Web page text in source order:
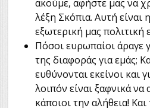
ακούμε, αφήστε μας να
λέξη Σκόπια. Αυτή είναι
εξωτερική μας πολιτική
Πόσοι ευρωπαίοι άραγε
της διαφοράς για εμάς;
ευθύνονται εκείνοι και
λοιπόν είναι ξαφνικά
κάποιοι την αλήθεια!